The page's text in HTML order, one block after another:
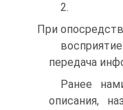
2.
При
передача
Ранее
описания,